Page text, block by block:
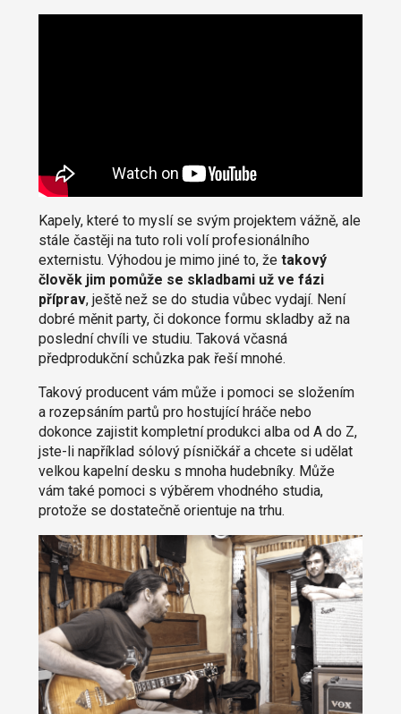
Kapely, které to myslí se svým projektem vážně, ale
stále častěji na tuto roli volí profesionálního
externistu. Výhodou je mimo jiné to, že takový
člověk jim pomůže se skladbami už ve fázi
příprav, ještě než se do studia vůbec vydají. Není
dobré měnit party, či dokonce formu skladby až na
poslední chvíli ve studiu. Taková včasná
předprodukční schůzka pak řeší mnohé.
Takový producent vám může i pomoci se složením
a rozepsáním partů pro hostující hráče nebo
dokonce zajistit kompletní produkci alba od A do Z,
jste-li například sólový písničkář a chcete si udělat
velkou kapelní desku s mnoha hudebníky. Může
vám také pomoci s výběrem vhodného studia,
protože se dostatečně orientuje na trhu.